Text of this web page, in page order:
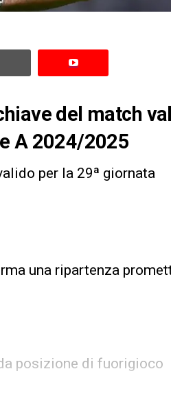
del match
A 2024/2025
per la 29ª giornata
una ripartenza
posizione di fuorigioco